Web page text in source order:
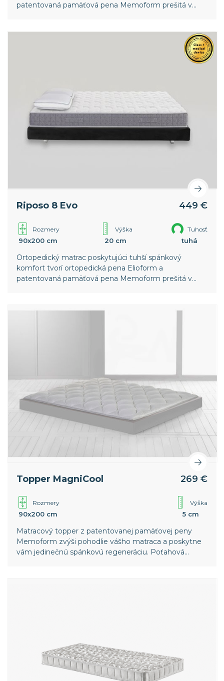
patentovaná pamäťová pena Memoform prešitá v
Riposo 8 Evo 449 €
Rozmery
90x200 cm
Výška
20 cm
Tuhosť
tuhá
Ortopedický matrac poskytujúci tuhší spánkový
komfort tvorí ortopedická pena Elioform a
patentovaná pamäťová pena Memoform prešitá v
Topper MagniCool 269 €
Rozmery
90x200 cm
Výška
5 cm
Matracový topper z patentovanej pamäťovej peny
Memoform zvýši pohodlie vášho matraca a poskytne
vám jedinečnú spánkovú regeneráciu. Poťahová